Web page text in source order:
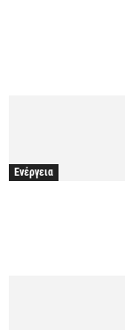
Ενέργεια